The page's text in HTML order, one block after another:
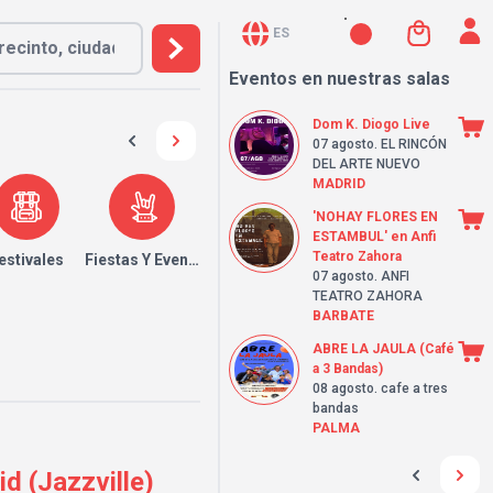
Fiestas Y Eventos
(Jazzville)
ES
Eventos en nuestras salas
Dom K. Diogo Live
07 agosto. EL RINCÓN
DEL ARTE NUEVO
MADRID
'NOHAY FLORES EN
ESTAMBUL' en Anfi
Teatro Zahora
07 agosto. ANFI
TEATRO ZAHORA
BARBATE
ABRE LA JAULA (Café
a 3 Bandas)
08 agosto. cafe a tres
bandas
PALMA